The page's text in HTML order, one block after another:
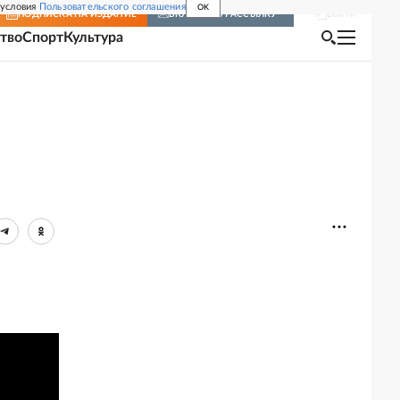
Пользовательского соглашения OK
ПОДПИСКА НА ИЗДАНИЕ ВКЛЮЧИТЬ РАССЫЛКУ
СпортКультура